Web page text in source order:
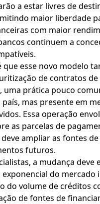
a estar livres de
maior liberdade
com maior
continuem a
que esse novo modelo
de contratos de
uma prática pouco
mas presente em
Essa operação
as parcelas de
ampliar as fontes
futuros.
a mudança deve
exponencial do mercado
do volume de créditos
de fontes de